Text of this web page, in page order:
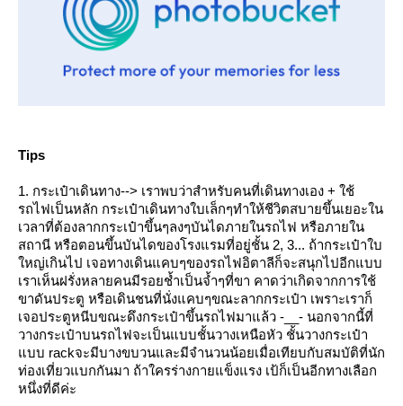
Tips
1. กระเป๋าเดินทาง--> เราพบว่าสำหรับคนที่เดินทางเอง + ใช้
รถไฟเป็นหลัก กระเป๋าเดินทางใบเล็กๆทำให้ชีวิตสบายขึ้นเยอะใน
เวลาที่ต้องลากกระเป๋าขึ้นๆลงๆบันไดภายในรถไฟ หรือภายใน
สถานี หรือตอนขึ้นบันไดของโรงแรมที่อยู่ชั้น 2, 3... ถ้ากระเป๋าใบ
หญ่เกินไป เจอทางเดินแคบๆของรถไฟอิตาลีก็จะสนุกไปอีกแบบ
เราเห็นฝรั่งหลายคนมีรอยช้ำเป็นจ้ำๆที่ขา คาดว่าเกิดจากการใช้
ขาดันประตู หรือเดินชนที่นั่งแคบๆขณะลากกระเป๋า เพราะเราก็
เจอประตูหนีบขณะดึงกระเป๋าขึ้นรถไฟมาแล้ว -__- นอกจากนี้ที่
วางกระเป๋าบนรถไฟจะเป็นแบบชั้นวางเหนือหัว ชั้นวางกระเป๋า
บบ rackจะมีบางขบวนและมีจำนวนน้อยเมื่อเทียบกับสมบัติที่นัก
ท่องเที่ยวแบกกันมา ถ้าใครร่างกายแข็งแรง เป้ก็เป็นอีกทางเลือก
หนึ่งที่ดีค่ะ